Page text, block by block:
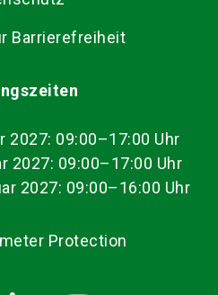
Barrierefreiheit
2027: 09:00–17:00 Uhr
2027: 09:00–17:00 Uhr
2027: 09:00–16:00 Uhr
Protection